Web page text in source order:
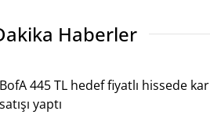
Haberler
BofA 445 TL hedef fiyatlı hissede kar
satışı yaptı